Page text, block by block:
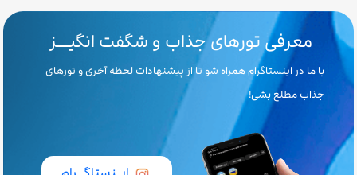
معرفی تورهای جذاب و شگفت انگیـــز
با ما در اینستاگرام همراه شو تا از پیشنهادات لحظه آخری و تورهای
جذاب مطلع بشی!